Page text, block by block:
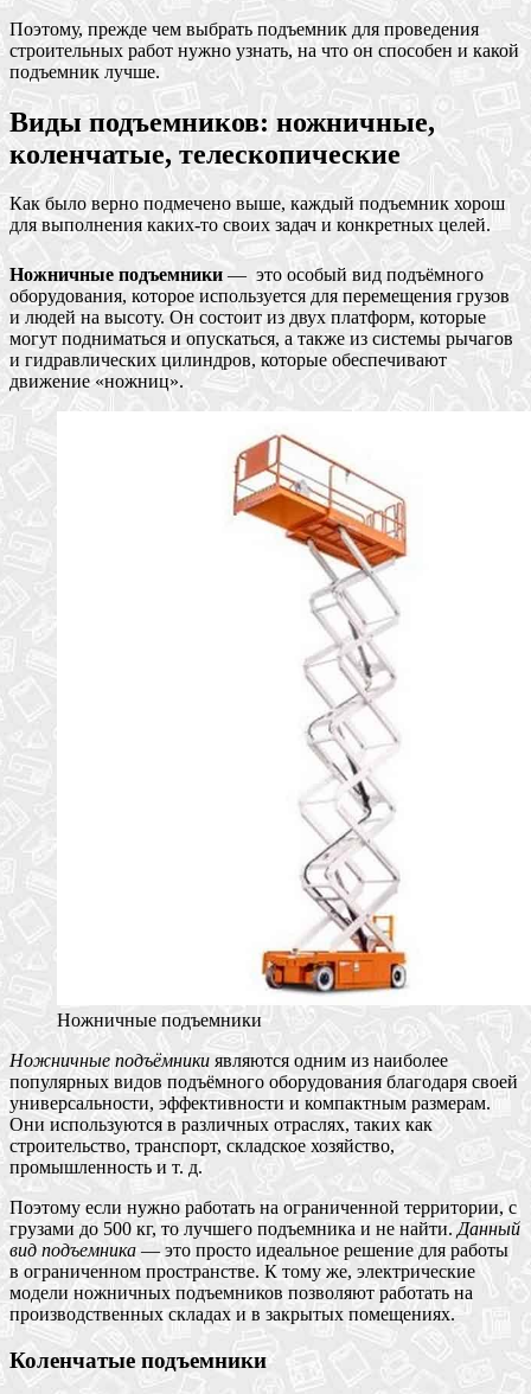
Поэтому, прежде чем выбрать подъемник для проведения
строительных работ нужно узнать, на что он способен и какой
подъемник лучше.
Виды подъемников: ножничные,
коленчатые, телескопические
Как было верно подмечено выше, каждый подъемник хорош
для выполнения каких-то своих задач и конкретных целей.
Ножничные подъемники— это особый вид подъёмного
оборудования, которое используется для перемещения грузов
и людей на высоту. Он состоит из двух платформ, которые
могут подниматься и опускаться, а также из системы рычагов
и гидравлических цилиндров, которые обеспечивают
движение «ножниц».
Ножничные подъемники
Ножничные подъёмники являются одним из наиболее
популярных видов подъёмного оборудования благодаря своей
универсальности, эффективности и компактным размерам.
Они используются в различных отраслях, таких как
строительство, транспорт, складское хозяйство,
промышленность и т. д.
Поэтому если нужно работать на ограниченной территории, с
грузами до 500 кг, то лучшего подъемника и не найти.Данный
вид подъемника— это просто идеальное решение для работы
в ограниченном пространстве. К тому же, электрические
модели ножничных подъемников позволяют работать на
производственных складах и в закрытых помещениях.
Коленчатые подъемники